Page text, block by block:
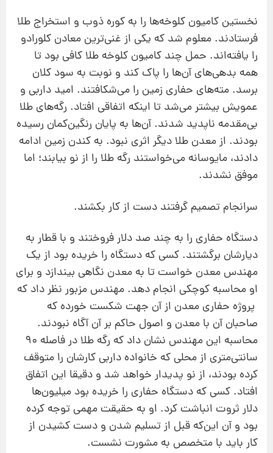
نخستین کامیون کلوخه‌ها را به کوره ذوب و استخراج طلا
فرستادند. معلوم شد که یکی از غنی‌ترین معادن کلورادو
را یافته‌اند. حمل چند کامیون کلوخه طلا کافی بود تا
همه بدهی‌های آن‌ها را پاک کند و نوبت به سود کلان
برسد. مته‌های حفاری زمین را می‌شکافتند. امید داربی و
عمویش بیشتر می‌شد تا اینکه اتفاقی افتاد. رگه‌های طلا
بی‌مقدمه ناپدید شدند. آن‌ها به پایان رنگین‌کمان رسیده
بودند. از معدن طلا دیگر اثری نبود. به کندن زمین ادامه
دادند، مایوسانه می‌خواستند رگه طلا را از نو بیابند؛ اما
موفق نشدند.
سرانجام تصمیم گرفتند دست از کار بکشند.
دستگاه حفاری را به چند‌ صد دلار فروختند و با قطار به
دیارشان برگشتند. کسی که دستگاه را خریده بود از یک
مهندس معدن خواست تا به معدن نگاهی بیندازد و برای
او محاسبه کوچکی انجام دهد. مهندس مزبور نظر داد که
پروژه حفاری معدن از‌ آن جهت شکست خورده که
صاحبان آن با معدن و اصول حاکم بر آن آگاه نبودند.
محاسبه این مهندس نشان داد که رگه طلا در فاصله 90
سانتی‌متری از محلی که خانواده داربی کارشان را متوقف
کرده بودند، از نو پدیدار خواهد شد و دقیقا این اتفاق
افتاد. کسی که دستگاه حفاری را خریده بود میلیون‌ها
دلار ثروت انباشت کرد. او به حقیقت مهمی توجه کرده
‌بود و آن این‌که قبل از تسلیم‌ شدن و دست‌ کشیدن از
کار باید با متخصص به مشورت نشست.